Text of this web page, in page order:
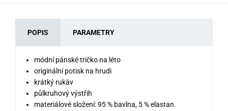
POPIS PARAMETRY
módní pánské tričko na léto
originální potisk na hrudi
krátký rukáv
půlkruhový výstřih
materiálové složení: 95 % bavlna, 5 % elastan.